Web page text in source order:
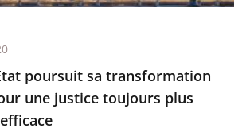
poursuit sa transformation
une justice toujours plus